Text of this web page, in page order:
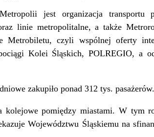
Metropolii jest organizacja transportu
linie metropolitalne, a także
Metrobiletu, czyli wspólnej oferty
Kolei Śląskich, POLREGIO, a
zakupiło ponad 312 tys. pasażerów.
kolejowe pomiędzy miastami. W tym
Województwu Śląskiemu na